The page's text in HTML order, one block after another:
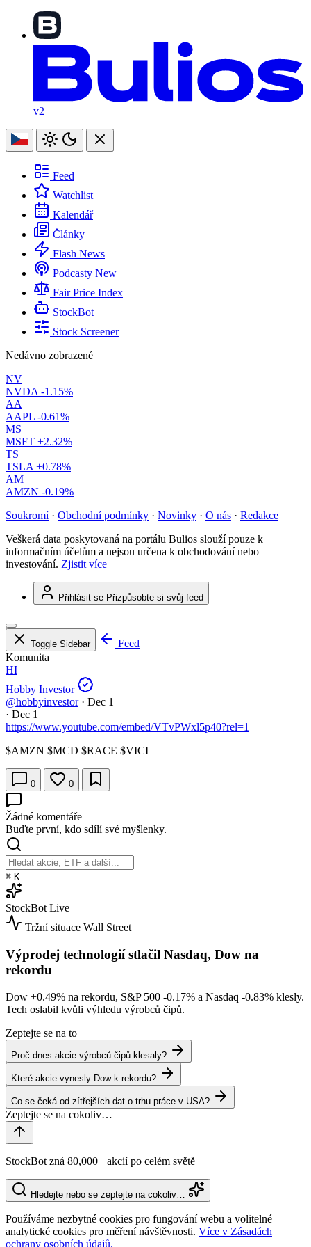
v2
Feed
Watchlist
Kalendář
Články
Flash News
Podcasty New
Fair Price Index
StockBot
Stock Screener
Nedávno zobrazené
NV
NVDA -1.15%
AA
AAPL -0.61%
MS
MSFT +2.32%
TS
TSLA +0.78%
AM
AMZN -0.19%
Soukromí · Obchodní podmínky · Novinky · O nás · Redakce
Veškerá data poskytovaná na portálu Bulios slouží pouze k
informačním účelům a nejsou určena k obchodování nebo
investování. Zjistit více
Přihlásit se Přizpůsobte si svůj feed
Toggle Sidebar
Feed
Komunita
HI
Hobby Investor
@hobbyinvestor · Dec 1
· Dec 1
https://www.youtube.com/embed/VTvPWxl5p40?rel=1
$AMZN $MCD $RACE $VICI
0 0
Žádné komentáře
Buďte první, kdo sdílí své myšlenky.
⌘ K
StockBot Live
Tržní situace Wall Street
Výprodej technologií stlačil Nasdaq, Dow na
rekordu
Dow +0.49% na rekordu, S&P 500 -0.17% a Nasdaq -0.83% klesly.
Tech oslabil kvůli výhledu výrobců čipů.
Zeptejte se na to
Proč dnes akcie výrobců čipů klesaly?
Které akcie vynesly Dow k rekordu?
Co se čeká od zítřejších dat o trhu práce v USA?
StockBot zná 80,000+ akcií po celém světě
Hledejte nebo se zeptejte na cokoliv…
Používáme nezbytné cookies pro fungování webu a volitelné
analytické cookies pro měření návštěvnosti. Více v Zásadách
ochrany osobních údajů.